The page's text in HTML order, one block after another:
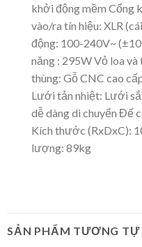
khởi động mềm Cổng
vào/ra tín hiệu: XLR
động: 100-240V~
năng : 295W Vỏ loa
thùng: Gỗ CNC cao
Lưới tản nhiệt: Lưới
dễ dàng di chuyển Đế
Kích thước (RxDxC):
lượng: 89kg
SẢN PHẨM TƯƠNG TỰ